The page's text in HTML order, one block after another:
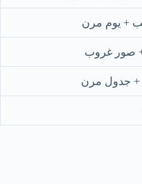
+ يوم مرن
+ صور غروب
جدول مرن